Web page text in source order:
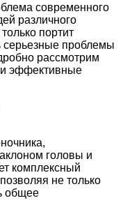
современного
различного
портит
проблемы
рассмотрим
и эффективные
головы и
комплексный
не только
общее